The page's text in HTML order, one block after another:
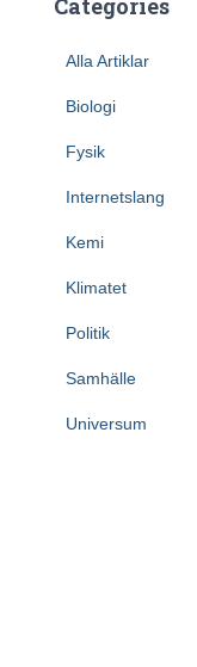
Categories
Alla Artiklar
Biologi
Fysik
Internetslang
Kemi
Klimatet
Politik
Samhälle
Universum